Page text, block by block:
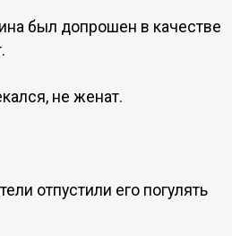
был допрошен в качестве
не женат.
отпустили его погулять